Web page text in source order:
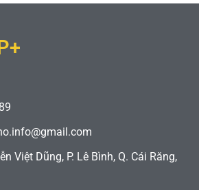
Việt Dũng, P. Lê Bình, Q. Cái Răng,